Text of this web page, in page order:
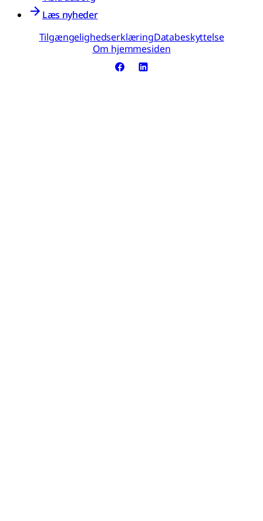
Læs nyheder
TilgængelighedserklæringDatabeskyttelse
Om hjemmesiden